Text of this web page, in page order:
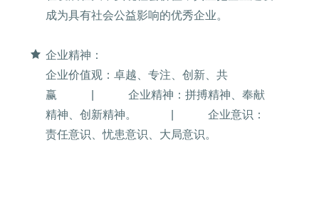
成为具有社会公益影响的优秀企业。
企业精神：
企业价值观：卓越、专注、创新、共
赢 | 企业精神：拼搏精神、奉献
精神、创新精神。 | 企业意识：
责任意识、忧患意识、大局意识。